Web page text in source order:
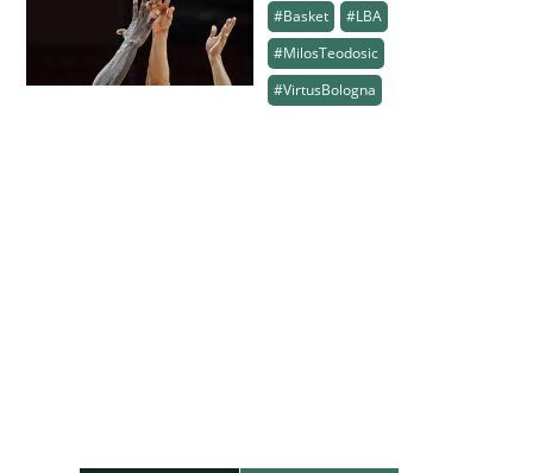
#Basket
#LBA
#MilosTeodosic
#VirtusBologna